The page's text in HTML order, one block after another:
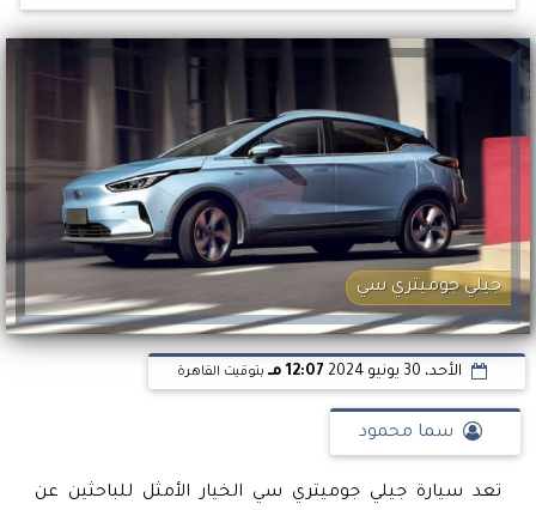
جيلي جوميتري سي
الأحد، 30 يونيو 2024 12:07 مـ بتوقيت القاهرة
سما محمود
تعد سيارة جيلي جوميتري سي الخيار الأمثل للباحثين عن